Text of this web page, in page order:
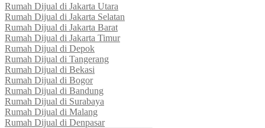
Rumah Dijual di Jakarta Utara
Rumah Dijual di Jakarta Selatan
Rumah Dijual di Jakarta Barat
Rumah Dijual di Jakarta Timur
Rumah Dijual di Depok
Rumah Dijual di Tangerang
Rumah Dijual di Bekasi
Rumah Dijual di Bogor
Rumah Dijual di Bandung
Rumah Dijual di Surabaya
Rumah Dijual di Malang
Rumah Dijual di Denpasar